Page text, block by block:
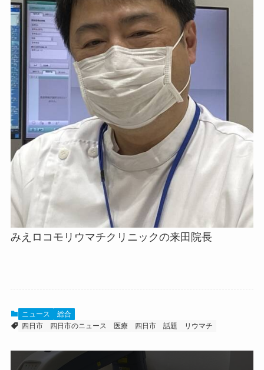
みえロコモリウマチクリニックの来田院長
ニュース
総合
四日市
四日市のニュース 医療 四日市 話題 リウマチ